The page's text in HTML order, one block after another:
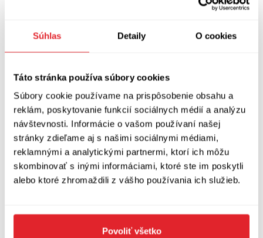
Súhlas Detaily O cookies
Táto stránka používa súbory cookies
Súbory cookie používame na prispôsobenie obsahu a
reklám, poskytovanie funkcií sociálnych médií a analýzu
návštevnosti. Informácie o vašom používaní našej
stránky zdieľame aj s našimi sociálnymi médiami,
reklamnými a analytickými partnermi, ktorí ich môžu
skombinovať s inými informáciami, ktoré ste im poskytli
alebo ktoré zhromaždili z vášho používania ich služieb.
Povoliť všetko
1. 9. 1970 zomrel francúzsky spisovateľ
François Mauriac
ceny za literatúru za rok 1952.
5. 9. 1960 zomrelIvan Horváth
spisovateľ, právnik a politik. Výber z jeho próz
vyšiel vo vydavateľstve Kalligram (2010).
17. 9. 2020 zomrel americký autorWinston
Groom(*1943), tvorca fenomenálnej postavy
Forresta Gumpa (Ikar, 2010).